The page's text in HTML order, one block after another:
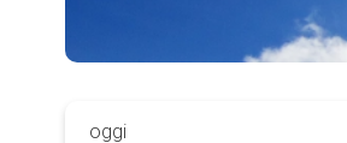
oggi